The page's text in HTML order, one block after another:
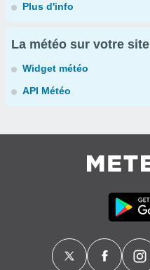
Plus d'info
La météo sur votre site
Widget météo
API Météo